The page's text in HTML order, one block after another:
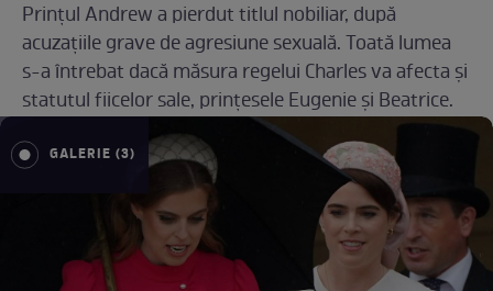
Prințul Andrew a pierdut titlul nobiliar, după
acuzațiile grave de agresiune sexuală. Toată lumea
s-a întrebat dacă măsura regelui Charles va afecta și
statutul fiicelor sale, prințesele Eugenie și Beatrice.
GALERIE (3)